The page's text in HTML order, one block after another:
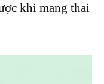
khi mang thai